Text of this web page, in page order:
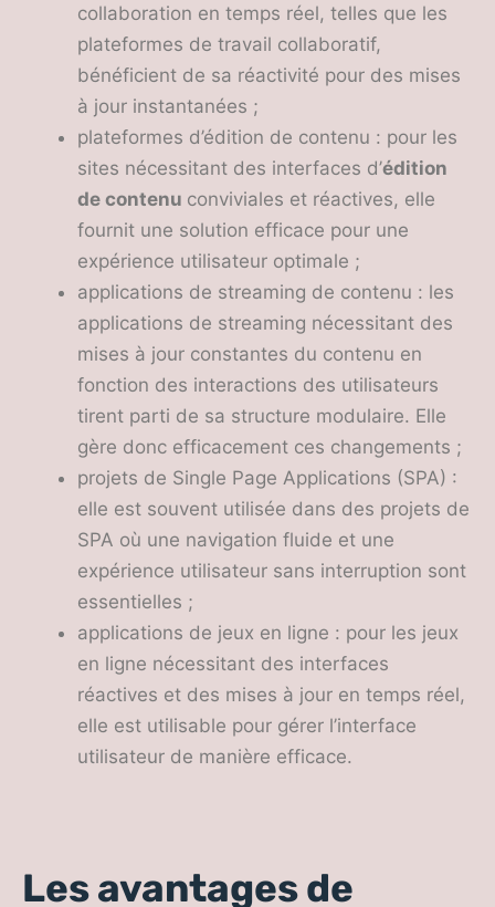
collaboration en temps réel, telles que les
plateformes de travail collaboratif,
bénéficient de sa réactivité pour des mises
à jour instantanées ;
plateformes d’édition de contenu : pour les
sites nécessitant des interfaces d’édition
de contenu conviviales et réactives, elle
fournit une solution efficace pour une
expérience utilisateur optimale ;
applications de streaming de contenu : les
applications de streaming nécessitant des
mises à jour constantes du contenu en
fonction des interactions des utilisateurs
tirent parti de sa structure modulaire. Elle
gère donc efficacement ces changements ;
projets de Single Page Applications (SPA) :
elle est souvent utilisée dans des projets de
SPA où une navigation fluide et une
expérience utilisateur sans interruption sont
essentielles ;
applications de jeux en ligne : pour les jeux
en ligne nécessitant des interfaces
réactives et des mises à jour en temps réel,
elle est utilisable pour gérer l’interface
utilisateur de manière efficace.
Les avantages de